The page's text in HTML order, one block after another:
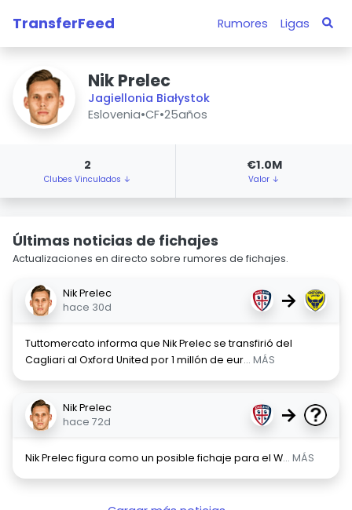
TransferFeed Rumores Ligas
Nik Prelec
Jagiellonia Białystok
Eslovenia•CF•25años
2
Clubes Vinculados ↓
€1.0M
Valor ↓
Últimas noticias de fichajes
Actualizaciones en directo sobre rumores de fichajes.
Nik Prelec
hace 30d
→
Tuttomercato informa que Nik Prelec se transfirió del
Cagliari al Oxford United por 1 millón de eur... MÁS
Nik Prelec
hace 72d
→
Nik Prelec figura como un posible fichaje para el W... MÁS